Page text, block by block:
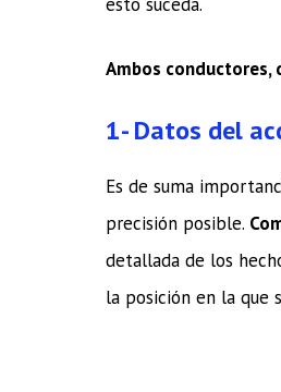
Ambos conductores,
1-Datos del
Es de suma
precisión posible.
detallada de los
la posición en la que